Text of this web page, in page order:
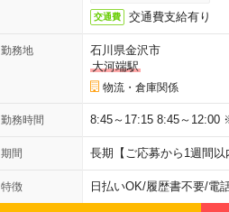
交通費 交通費支給有り
勤務地
石川県金沢市
大河端駅
物流・倉庫関係
勤務時間 8:45～17:15 8:45～12:00
期間 長期【ご応募から1週間
特徴 日払いOK/履歴書不要/電